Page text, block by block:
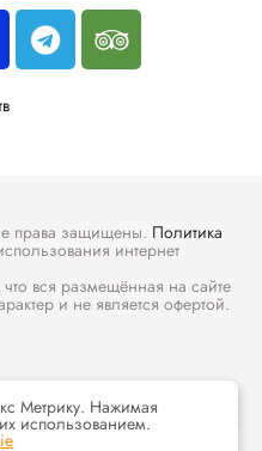
права защищены. Политика
интернет
вся размещённая на сайте
и не является офертой.
Метрику. Нажимая
использованием.